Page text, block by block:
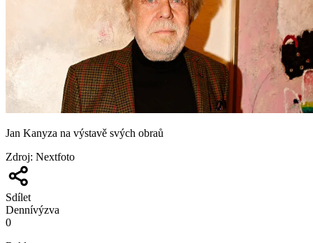
Jan Kanyza na výstavě svých obraů
Zdroj: Nextfoto
Sdílet
Dennívýzva
0